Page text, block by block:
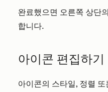
완료했으면 오른쪽 상단의
합니다.
아이콘 편집하기
아이콘의 스타일, 정렬